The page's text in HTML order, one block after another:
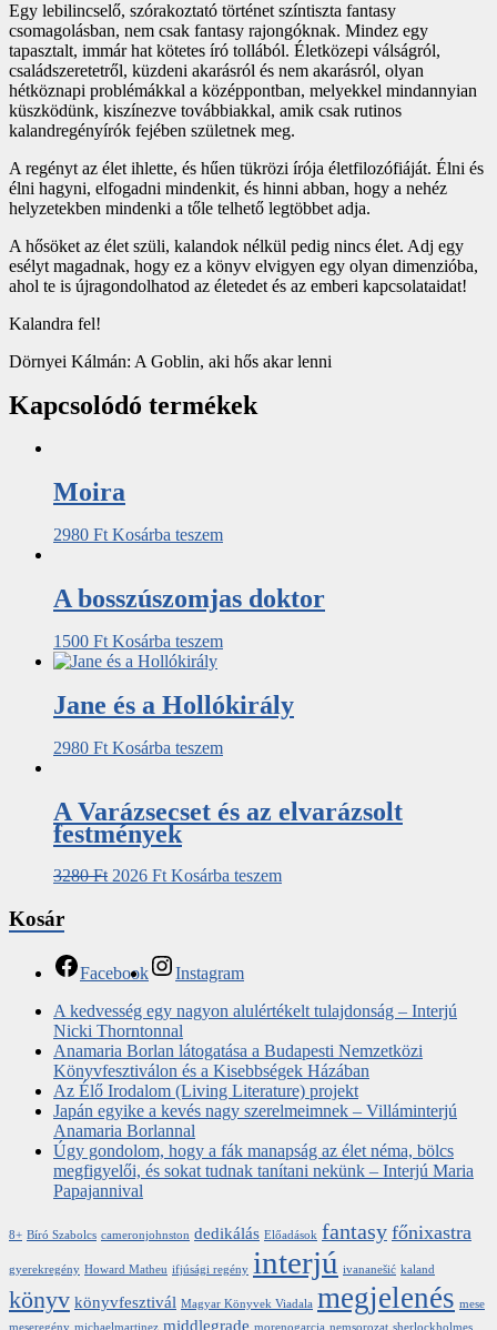
Egy lebilincselő, szórakoztató történet színtiszta fantasy
csomagolásban, nem csak fantasy rajongóknak. Mindez egy
tapasztalt, immár hat kötetes író tollából. Életközepi válságról,
családszeretetről, küzdeni akarásról és nem akarásról, olyan
hétköznapi problémákkal a középpontban, melyekkel mindannyian
küszködünk, kiszínezve továbbiakkal, amik csak rutinos
kalandregényírók fejében születnek meg.
A regényt az élet ihlette, és hűen tükrözi írója életfilozófiáját. Élni és
élni hagyni, elfogadni mindenkit, és hinni abban, hogy a nehéz
helyzetekben mindenki a tőle telhető legtöbbet adja.
A hősöket az élet szüli, kalandok nélkül pedig nincs élet. Adj egy
esélyt magadnak, hogy ez a könyv elvigyen egy olyan dimenzióba,
ahol te is újragondolhatod az életedet és az emberi kapcsolataidat!
Kalandra fel!
Dörnyei Kálmán: A Goblin, aki hős akar lenni
Kapcsolódó termékek
Moira
2980 Ft Kosárba teszem
A bosszúszomjas doktor
1500 Ft Kosárba teszem
Jane ​és a Hollókirály
2980 Ft Kosárba teszem
A Varázsecset és az elvarázsolt
festmények
3280Ft 2026 Ft Kosárba teszem
Kosár
Facebook
Instagram
A kedvesség egy nagyon alulértékelt tulajdonság – Interjú
Nicki Thorntonnal
Anamaria Borlan látogatása a Budapesti Nemzetközi
Könyvfesztiválon és a Kisebbségek Házában
Az Élő Irodalom (Living Literature) projekt
Japán egyike a kevés nagy szerelmeimnek – Villáminterjú
Anamaria Borlannal
Úgy gondolom, hogy a fák manapság az élet néma, bölcs
megfigyelői, és sokat tudnak tanítani nekünk – Interjú Maria
Papajannival
8+ Bíró Szabolcs cameronjohnston dedikálás Előadások fantasy főnixastra
gyerekregény Howard Matheu ifjúsági regény interjú ivananešić kaland
könyv könyvfesztivál Magyar Könyvek Viadala megjelenés mese
meseregény michaelmartinez middlegrade morenogarcia nemsorozat sherlockholmes